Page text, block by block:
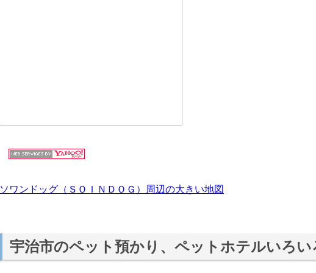
ソワンドッグ（ＳＯＩＮＤＯＧ）周辺の大きい地図
宇治市のペット預かり、ペットホテルいろい